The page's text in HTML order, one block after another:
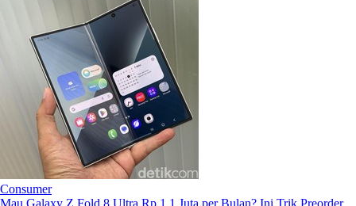
Consumer